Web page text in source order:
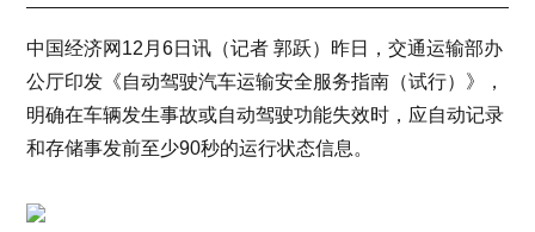
中国经济网12月6日讯（记者 郭跃）昨日，交通运输部办
公厅印发《自动驾驶汽车运输安全服务指南（试行）》，
明确在车辆发生事故或自动驾驶功能失效时，应自动记录
和存储事发前至少90秒的运行状态信息。